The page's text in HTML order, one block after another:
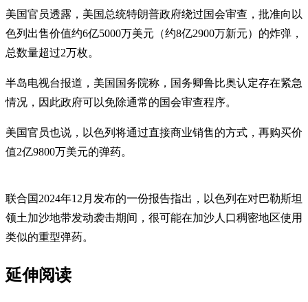
美国官员透露，美国总统特朗普政府绕过国会审查，批准向以
色列出售价值约6亿5000万美元（约8亿2900万新元）的炸弹，
总数量超过2万枚。
半岛电视台报道，美国国务院称，国务卿鲁比奥认定存在紧急
情况，因此政府可以免除通常的国会审查程序。
美国官员也说，以色列将通过直接商业销售的方式，再购买价
值2亿9800万美元的弹药。
联合国2024年12月发布的一份报告指出，以色列在对巴勒斯坦
领土加沙地带发动袭击期间，很可能在加沙人口稠密地区使用
类似的重型弹药。
延伸阅读